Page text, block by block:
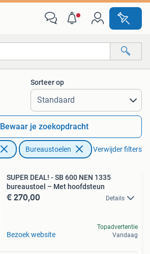
Alle afstanden…
Sorteer op
Bewaar je zoekopdracht
Bureaustoelen Verwijder filters
SUPER DEAL! - SB 600 NEN 1335
bureaustoel – Met hoofdsteun
€ 270,00 Details
Bezoek website
Topadvertentie
Vandaag